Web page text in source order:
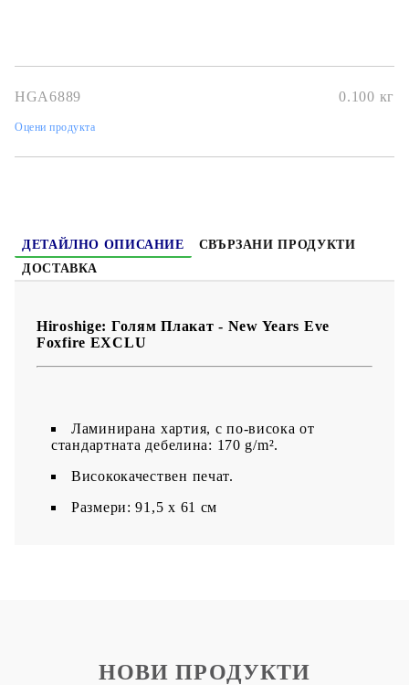
HGA6889 0.100 кг
Оцени продукта
ДЕТАЙЛНО ОПИСАНИЕ
СВЪРЗАНИ ПРОДУКТИ
ДОСТАВКА
Hiroshige: Голям Плакат - New Years Eve
Foxfire EXCLU
Ламинирана хартия, с по-висока от
стандартната дебелина: 170 g/m².
Висококачествен печат.
Размери: 91,5 х 61 см
НОВИ ПРОДУКТИ